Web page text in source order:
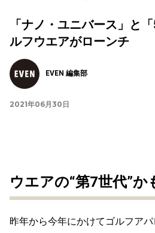
「ナノ・ユニバース」と
ルフウエアがローンチ
EVEN 編集部
2021年06月30日
ウエアの“第7世代”か
昨年から今年にかけてゴルフア